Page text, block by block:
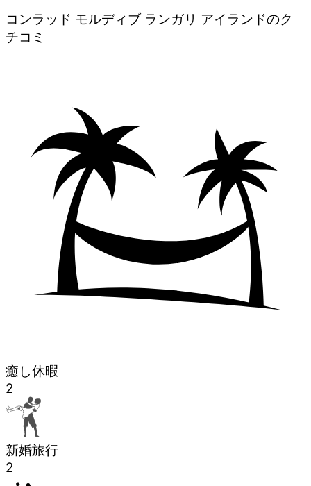
コンラッド モルディブ ランガリ アイランドのク
チコミ
癒し休暇
2
新婚旅行
2